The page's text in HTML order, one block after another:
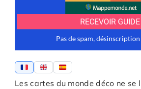
Les cartes du monde déco ne